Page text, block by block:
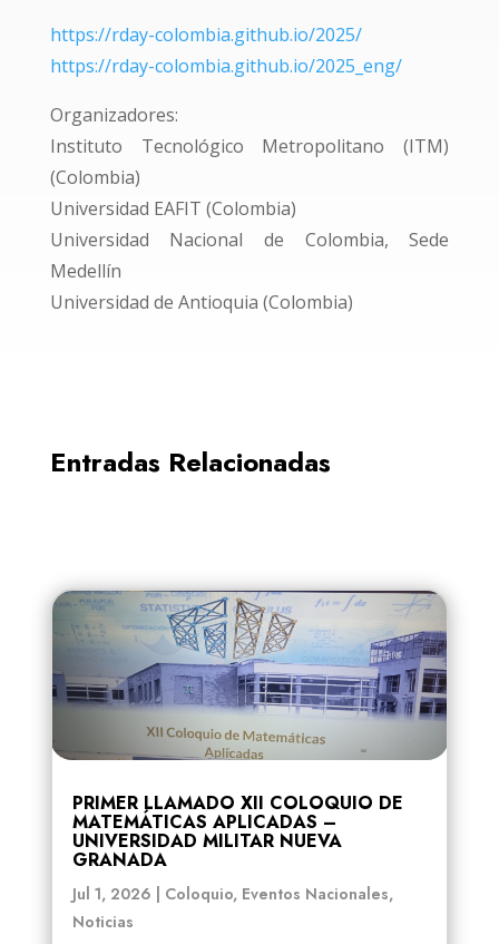
https://rday-colombia.github.io/2025/
https://rday-colombia.github.io/2025_eng/
Organizadores:
Instituto Tecnológico Metropolitano (ITM)
(Colombia)
Universidad EAFIT (Colombia)
Universidad Nacional de Colombia, Sede
Medellín
Universidad de Antioquia (Colombia)
Entradas Relacionadas
PRIMER LLAMADO XII COLOQUIO DE
MATEMÁTICAS APLICADAS –
UNIVERSIDAD MILITAR NUEVA
GRANADA
Jul 1, 2026 Coloquio, Eventos Nacionales,
Noticias